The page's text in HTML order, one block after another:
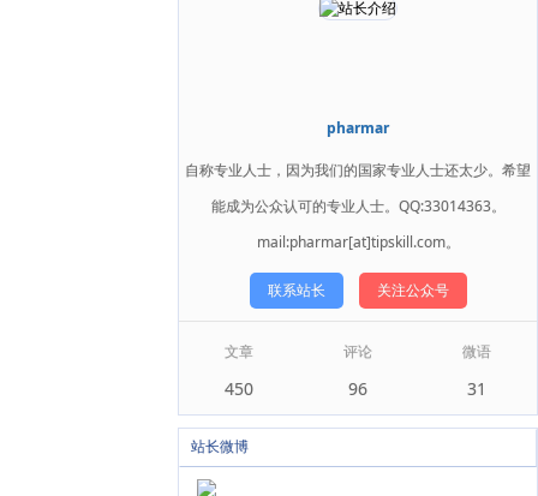
pharmar
自称专业人士，因为我们的国家专业人士还太少。希望
能成为公众认可的专业人士。QQ:33014363。
mail:pharmar[at]tipskill.com。
联系站长 关注公众号
文章
450
评论
96
微语
31
站长微博